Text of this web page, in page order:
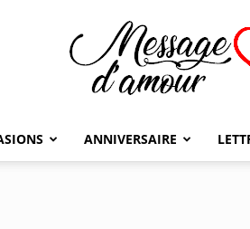
Message
ANNIVERSAIRE